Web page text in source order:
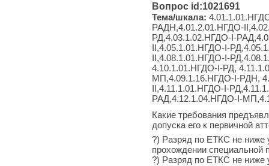
Вопрос id:1021691
Тема/шкала:
РАДН,4.01.2.01.НГДО-
РД,4.03.1.02.НГДО-I-
II,4.05.1.01.НГДО-I-
II,4.08.1.01.НГДО-I-
4.10.1.01.НГДО-I-РД,
МП,4.09.1.16.НГДО-I-РДН,
II,4.11.1.01.НГДО-I-
РАД,4.12.1.04.НГДО-I-
Какие требования
допуска его к первичной
?) Разряд по ЕТКС не ниже
прохождении специальной
?) Разряд по ЕТКС не ниже